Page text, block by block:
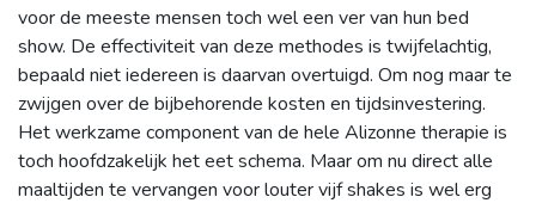
voor de meeste mensen toch wel een ver van hun bed
show. De effectiviteit van deze methodes is twijfelachtig,
bepaald niet iedereen is daarvan overtuigd. Om nog maar te
zwijgen over de bijbehorende kosten en tijdsinvestering.
Het werkzame component van de hele Alizonne therapie is
toch hoofdzakelijk het eet schema. Maar om nu direct alle
maaltijden te vervangen voor louter vijf shakes is wel erg